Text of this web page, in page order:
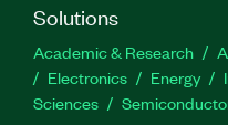
Solutions
Academic & Research
Electronics
Energy
Sciences